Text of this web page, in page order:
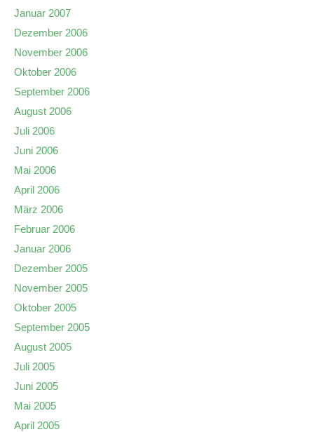
Januar 2007
Dezember 2006
November 2006
Oktober 2006
September 2006
August 2006
Juli 2006
Juni 2006
Mai 2006
April 2006
März 2006
Februar 2006
Januar 2006
Dezember 2005
November 2005
Oktober 2005
September 2005
August 2005
Juli 2005
Juni 2005
Mai 2005
April 2005